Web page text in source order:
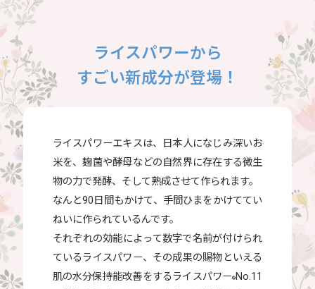
ライスパワーから
すごい新成分が登場！
ライスパワーエキスは、日本人になじみ深いお
米を、麹菌や酵母などの自然界に存在する微生
物の力で発酵、そして熟成させて作られます。
なんと90日間もかけて、手間ひまをかけててい
ねいに作られているんです。
それぞれの効能によって数字で名前が付けられ
ているライスパワー、その成果の賜物といえる
肌の水分保持能改善をするライスパワー® No.11